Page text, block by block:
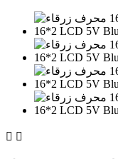
 